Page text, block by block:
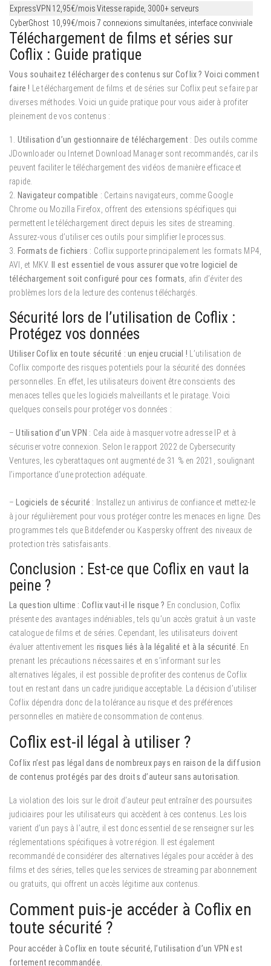
ExpressVPN 12,95€/moisVitesse rapide, 3000+ serveurs
CyberGhost 10,99€/mois7 connexions simultanées, interface conviviale
Téléchargement de films et séries sur
Coflix : Guide pratique
Vous souhaitez télécharger des contenus sur Coflix ? Voici comment
faire ! Le téléchargement de films et de séries sur Coflix peut se faire par
diverses méthodes. Voici un guide pratique pour vous aider à profiter
pleinement de vos contenus :
1. Utilisation d’un gestionnaire de téléchargement : Des outils comme
JDownloader ou Internet Download Manager sont recommandés, car ils
peuvent faciliter le téléchargement des vidéos de manière efficace et
rapide.
2.
Navigateur compatible : Certains navigateurs, comme Google
Chrome ou Mozilla Firefox, offrent des extensions spécifiques qui
permettent le téléchargement direct depuis les sites de streaming.
Assurez-vous d’utiliser ces outils pour simplifier le processus.
3.
Formats de fichiers : Coflix supporte principalement les formats MP4,
AVI, et MKV.
Il est essentiel de vous assurer que votre logiciel de
téléchargement soit configuré pour ces formats , afin d’éviter des
problèmes lors de la lecture des contenus téléchargés.
Sécurité lors de l’utilisation de Coflix :
Protégez vos données
Utiliser Coflix en toute sécurité : un enjeu crucial ! L’utilisation de
Coflix comporte des risques potentiels pour la sécurité des données
personnelles. En effet, les utilisateurs doivent être conscients des
menaces telles que les logiciels malveillants et le piratage. Voici
quelques conseils pour protéger vos données :
–Utilisation d’un VPN : Cela aide à masquer votre adresse IP et à
sécuriser votre connexion. Selon le rapport 2022 de Cybersecurity
Ventures, les cyberattaques ont augmenté de 31 % en 2021, soulignant
l’importance d’une protection adéquate.
– Logiciels de sécurité : Installez un antivirus de confiance et mettez-le
à jour régulièrement pour vous protéger contre les menaces en ligne. Des
programmes tels que Bitdefender ou Kaspersky offrent des niveaux de
protection très satisfaisants.
Conclusion : Est-ce que Coflix en vaut la
peine ?
La question ultime : Coflix vaut-il le risque ? En conclusion, Coflix
présente des avantages indéniables, tels qu’un accès gratuit à un vaste
catalogue de films et de séries. Cependant, les utilisateurs doivent
évaluer attentivement les risques liés à la légalité et à la sécurité . En
prenant les précautions nécessaires et en s’informant sur les
alternatives légales, il est possible de profiter des contenus de Coflix
tout en restant dans un cadre juridique acceptable. La décision d’utiliser
Coflix dépendra donc de la tolérance au risque et des préférences
personnelles en matière de consommation de contenus.
Coflix est-il légal à utiliser ?
Coflix n’est pas légal dans de nombreux pays en raison de la diffusion
de contenus protégés par des droits d’auteur sans autorisation.
La violation des lois sur le droit d’auteur peut entraîner des poursuites
judiciaires pour les utilisateurs qui accèdent à ces contenus. Les lois
varient d’un pays à l’autre, il est donc essentiel de se renseigner sur les
réglementations spécifiques à votre région. Il est également
recommandé de considérer des alternatives légales pour accéder à des
films et des séries, telles que les services de streaming par abonnement
ou gratuits, qui offrent un accès légitime aux contenus.
Comment puis-je accéder à Coflix en
toute sécurité ?
Pour accéder à Coflix en toute sécurité, l’utilisation d’un VPN est
fortement recommandée.